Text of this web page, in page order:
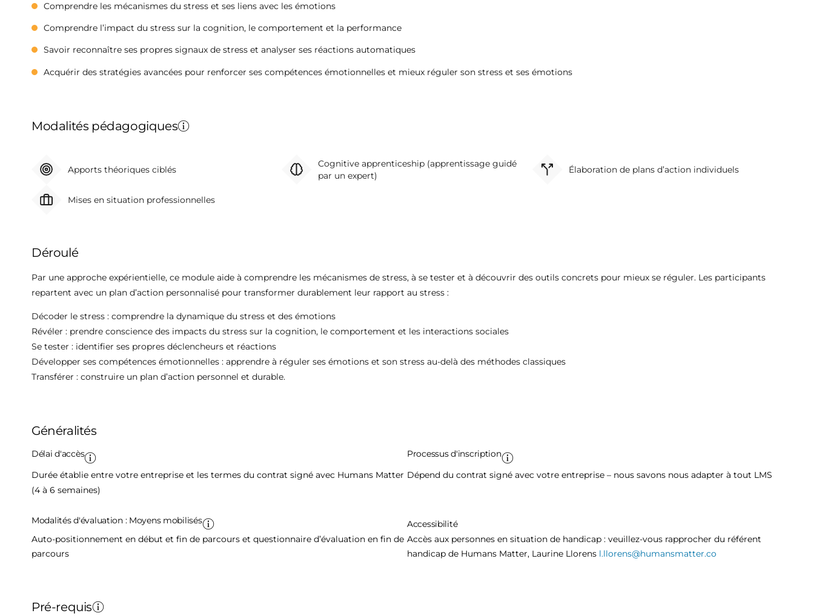
Comprendre les mécanismes du stress et ses liens avec les émotions
Comprendre l’impact du stress sur la cognition, le comportement et la performance
Savoir reconnaître ses propres signaux de stress et analyser ses réactions automatiques
Acquérir des stratégies avancées pour renforcer ses compétences émotionnelles et mieux réguler son stress et ses émotions
Modalités pédagogiques
Apports théoriques ciblés
Cognitive apprenticeship (apprentissage guidé
par un expert)
Élaboration de plans d’action individuels
Mises en situation professionnelles
Déroulé
Par une approche expérientielle, ce module aide à comprendre les mécanismes de stress, à se tester et à découvrir des outils concrets pour mieux se réguler. Les participants
repartent avec un plan d’action personnalisé pour transformer durablement leur rapport au stress :
Décoder le stress : comprendre la dynamique du stress et des émotions
Révéler : prendre conscience des impacts du stress sur la cognition, le comportement et les interactions sociales
Se tester : identifier ses propres déclencheurs et réactions
Développer ses compétences émotionnelles : apprendre à réguler ses émotions et son stress au-delà des méthodes classiques
Transférer : construire un plan d’action personnel et durable.
Généralités
Délai d'accès
Durée établie entre votre entreprise et les termes du contrat signé avec Humans Matter
(4 à 6 semaines)
Processus d'inscription
Dépend du contrat signé avec votre entreprise – nous savons nous adapter à tout LMS
Modalités d'évaluation : Moyens mobilisés
Auto-positionnement en début et fin de parcours et questionnaire d’évaluation en fin de
parcours
Accessibilité
Accès aux personnes en situation de handicap : veuillez-vous rapprocher du référent
handicap de Humans Matter, Laurine Llorens l.llorens@humansmatter.co
Pré-requis